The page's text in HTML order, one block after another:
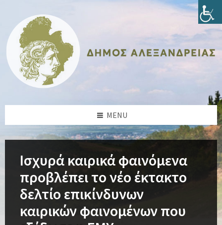
content
sidebar
sidebar
footer
MENU
Ισχυρά καιρικά φαινόμενα
προβλέπει το νέο έκτακτο
δελτίο επικίνδυνων
καιρικών φαινομένων που